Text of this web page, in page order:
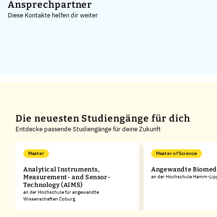
+
−
Ansprechpartner
Diese Kontakte helfen dir weiter
Die neuesten Studiengänge für dich
Entdecke passende Studiengänge für deine Zukunft
Master
Analytical Instruments,
Measurement- and Sensor-
Technology (AIMS)
an der Hochschule für angewandte
Wissenschaften Coburg
Master of Science
Angewandte
an der Hochschule Hamm-